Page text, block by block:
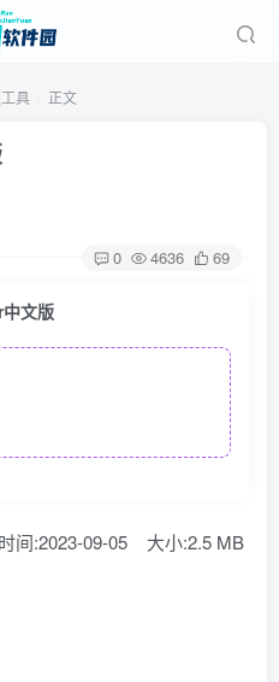
具 正文
0 4636 69
文版
间:2023-09-05 大小:2.5 MB